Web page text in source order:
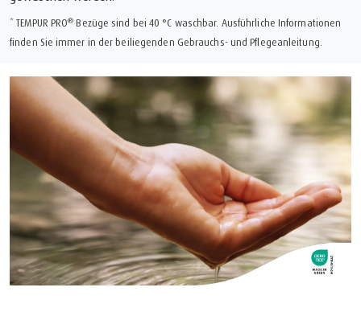
* TEMPUR PRO® Bezüge sind bei 40 °C waschbar. Ausführliche Informationen
finden Sie immer in der beiliegenden Gebrauchs- und Pflegeanleitung.